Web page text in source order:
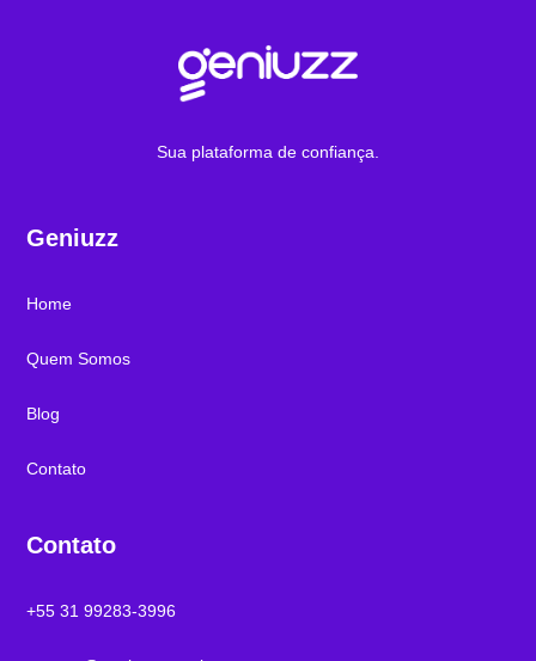
Sua plataforma de confiança.
Geniuzz
Home
Quem Somos
Blog
Contato
Contato
+55 31 99283-3996